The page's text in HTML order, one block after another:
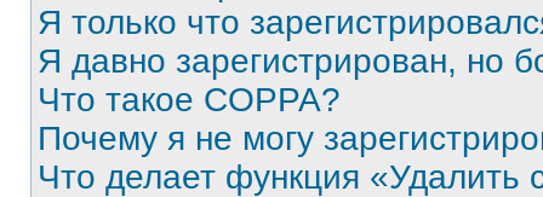
Я только что
Я давно зарегистрирован, но
Что такое COPPA?
Почему я не могу
Что делает функция «Удалить